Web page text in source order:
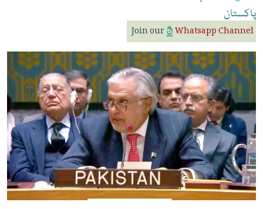
پاکستان
Join our Whatsapp Channel